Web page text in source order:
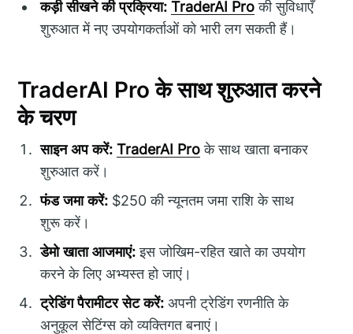
कड़ी सीखने की प्रक्रिया: TraderAI Proकी सुविधाएँ
शुरुआत में नए उपयोगकर्ताओं को भारी लग सकती हैं।
TraderAI Pro के साथ शुरुआत करने
के चरण
साइन अप करें: TraderAI Proके साथ खाता बनाकर
शुरुआत करें।
फंड जमा करें: $250 की न्यूनतम जमा राशि के साथ
शुरू करें।
डेमो खाता आजमाएं:इस जोखिम-रहित खाते का उपयोग
करने के लिए अभ्यस्त हो जाएं।
ट्रेडिंग पैरामीटर सेट करें: अपनी ट्रेडिंग रणनीति के
अनुकूल सेटिंग्स को व्यक्तिगत बनाएं।